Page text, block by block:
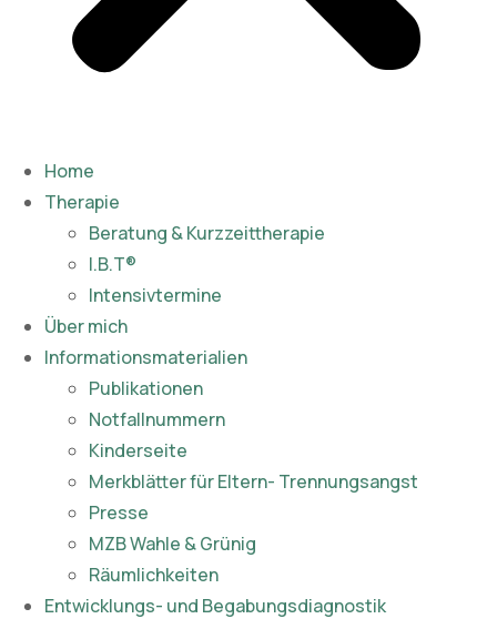
Home
Therapie
Beratung & Kurzzeittherapie
I.B.T®
Intensivtermine
Über mich
Informationsmaterialien
Publikationen​
Notfallnummern
Kinderseite
Merkblätter für Eltern- Trennungsangst
Presse
MZB Wahle & Grünig
Räumlichkeiten
Entwicklungs- und Begabungsdiagnostik